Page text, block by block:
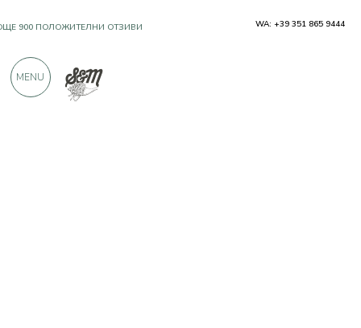
900 ПОЛОЖИТЕЛНИ ОТЗИВИ WA: +39 351 865 9444
MENU